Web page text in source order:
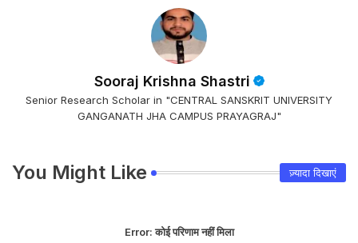
Sooraj Krishna Shastri
Senior Research Scholar in "CENTRAL SANSKRIT UNIVERSITY
GANGANATH JHA CAMPUS PRAYAGRAJ"
You Might Like ज़्यादा दिखाएं
Error:कोई परिणाम नहीं मिला